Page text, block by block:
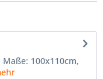
100x110cm,